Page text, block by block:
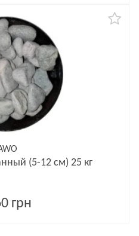
(5-12 см) 25 кг
грн